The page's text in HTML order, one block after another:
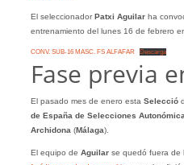
El seleccionadorPatxi Aguilarha
entrenamiento del lunes 16 de febrero
CONV. SUB-16 MASC. FS ALFAFAR Descarga
Fase previa
El pasado mes de enero esta Selecció
de España de Selecciones
Archidona (Málaga).
El equipo de Aguilarse quedó fuera de